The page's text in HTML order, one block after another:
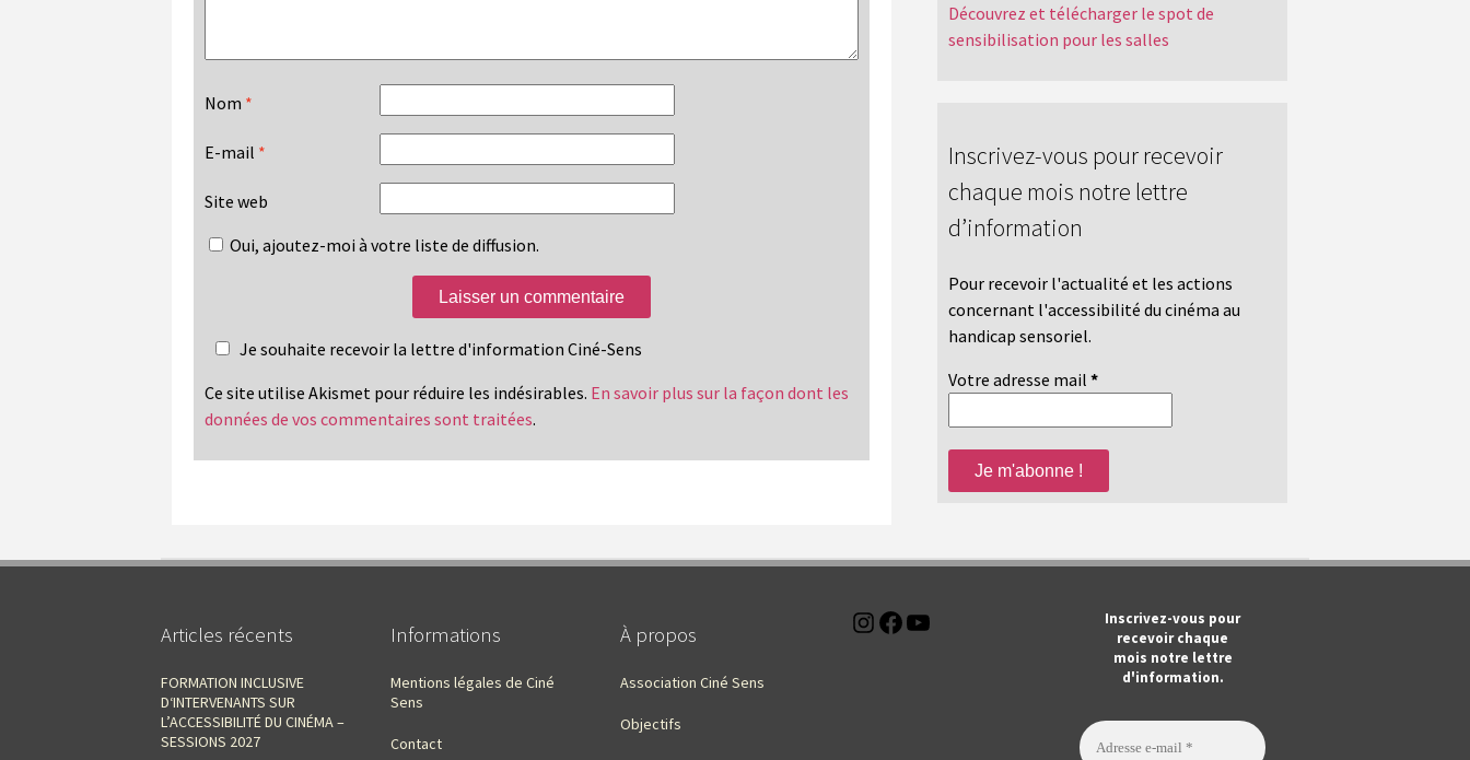
Nom *
E-mail *
Site web
Oui, ajoutez-moi à votre liste de diffusion.
Je souhaite recevoir la lettre d'information Ciné-Sens
Ce site utilise Akismet pour réduire les indésirables. En savoir plus sur la façon dont les
données de vos commentaires sont traitées.
Découvrez et télécharger le spot de
sensibilisation pour les salles
Inscrivez-vous pour recevoir
chaque mois notre lettre
d’information
Pour recevoir l'actualité et les actions
concernant l'accessibilité du cinéma au
handicap sensoriel.
Votre adresse mail *
Articles récents
FORMATION INCLUSIVE
D‘INTERVENANTS SUR
L’ACCESSIBILITÉ DU CINÉMA –
SESSIONS 2027
Informations
Mentions légales de Ciné
Sens
Contact
À propos
Association Ciné Sens
Objectifs
Instagram
Facebook
Inscrivez-vous pour
recevoir chaque
mois notre lettre
d'information.